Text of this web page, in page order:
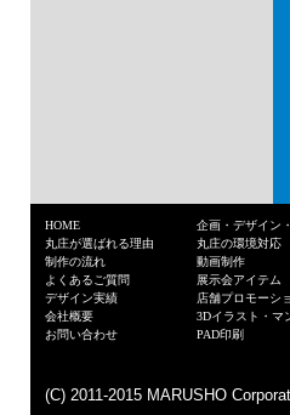
HOME
丸庄が選ばれる理由
制作の流れ
よくあるご質問
デザイン実績
会社概要
お問い合わせ
企画・デザイン
丸庄の環境対応
動画制作
展示会アイテム
店舗プロモーシ
3Dイラスト・マ
PAD印刷
(C) 2011-2015 MARUSHO